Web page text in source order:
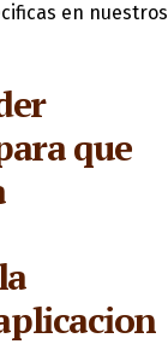
en nuestros
que